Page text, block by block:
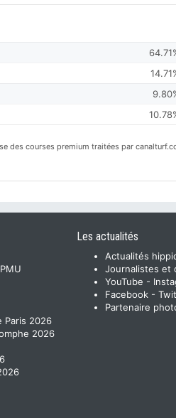
des courses premium traitées par
Paris 2026
2026
Les actualités
Actualités
Journalistes et
YouTube -
Facebook -
Partenaire